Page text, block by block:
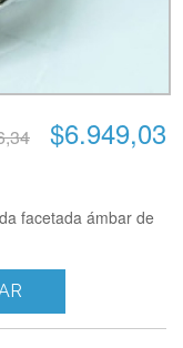
$6.949,03
facetada ámbar de